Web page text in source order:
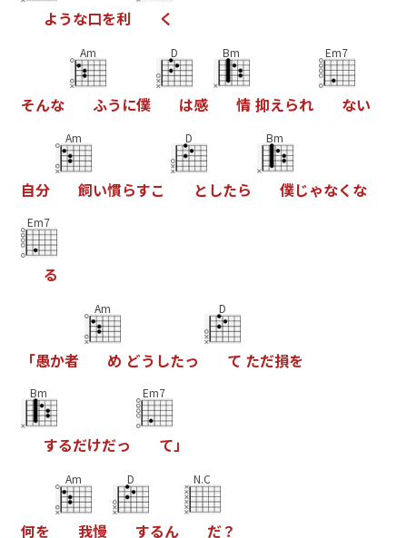
ような口を利 く
そんな
Am
ふう に僕
D
は感
Bm
情 抑えられ
Em7
ない
自分
Am
飼い慣らすこ
D
と したら
Bm
僕じゃなく な
Em7
る
「愚か者
Am
め どう したっ
D
て ただ損を
Bm
するだけだっ
Em7
て」
何を
Am
我慢
D
するん
N.C
だ？